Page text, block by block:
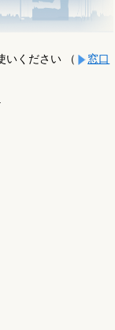
いください （
窓口